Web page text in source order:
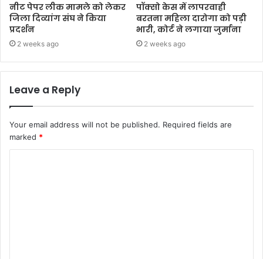
नीट पेपर लीक मामले को लेकर
जिला दिव्यांग संघ ने किया
प्रदर्शन
2 weeks ago
पॉक्सो केस में लापरवाही
बरतना महिला दारोगा को पड़ी
भारी, कोर्ट ने लगाया जुर्माना
2 weeks ago
Leave a Reply
Your email address will not be published. Required fields are
marked *